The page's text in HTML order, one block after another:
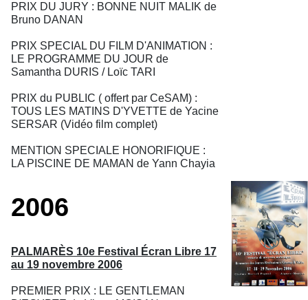
PRIX DU JURY : BONNE NUIT MALIK de
Bruno DANAN
PRIX SPECIAL DU FILM D'ANIMATION :
LE PROGRAMME DU JOUR de
Samantha DURIS / Loïc TARI
PRIX du PUBLIC ( offert par CeSAM) :
TOUS LES MATINS D'YVETTE de Yacine
SERSAR (Vidéo film complet)
MENTION SPECIALE HONORIFIQUE :
LA PISCINE DE MAMAN de Yann Chayia
2006
PALMARÈS 10e Festival Écran Libre 17
au 19 novembre 2006
PREMIER PRIX : LE GENTLEMAN